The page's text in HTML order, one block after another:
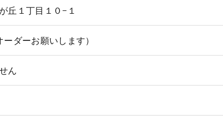
丘１丁目１０−１
ダーお願いします）
ん